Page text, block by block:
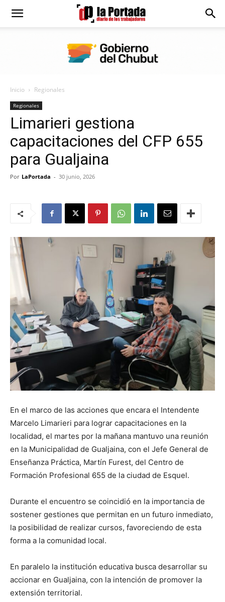
Diario
Portada
Inicio Regionales
Regionales
Limarieri gestiona
capacitaciones del CFP 655
para Gualjaina
Por LaPortada - 30 junio, 2026
En el marco de las acciones que encara el Intendente
Marcelo Limarieri para lograr capacitaciones en la
localidad, el martes por la mañana mantuvo una reunión
en la Municipalidad de Gualjaina, con el Jefe General de
Enseñanza Práctica, Martín Furest, del Centro de
Formación Profesional 655 de la ciudad de Esquel.
Durante el encuentro se coincidió en la importancia de
sostener gestiones que permitan en un futuro inmediato,
la posibilidad de realizar cursos, favoreciendo de esta
forma a la comunidad local.
En paralelo la institución educativa busca desarrollar su
accionar en Gualjaina, con la intención de promover la
extensión territorial.